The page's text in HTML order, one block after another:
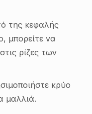
της κεφαλής
μπορείτε να
ρίζες των
κρύο
μαλλιά.